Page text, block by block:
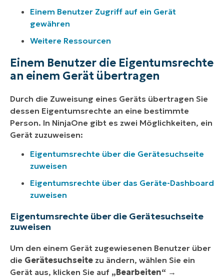
Einem Benutzer Zugriff auf ein Gerät
gewähren
Weitere Ressourcen
Einem Benutzer die Eigentumsrechte
an einem Gerät übertragen
Durch die Zuweisung eines Geräts übertragen Sie
dessen Eigentumsrechte an eine bestimmte
Person. In NinjaOne gibt es zwei Möglichkeiten, ein
Gerät zuzuweisen:
Eigentumsrechte über die Gerätesuchseite
zuweisen
Eigentumsrechte über das Geräte-Dashboard
zuweisen
Eigentumsrechte über die Gerätesuchseite
zuweisen
Um den einem Gerät zugewiesenen Benutzer über
die Gerätesuchseite zu ändern, wählen Sie ein
Gerät aus, klicken Sie auf „Bearbeiten“ →